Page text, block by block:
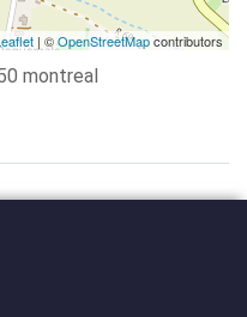
| ©OpenStreetMapcontributors
montreal